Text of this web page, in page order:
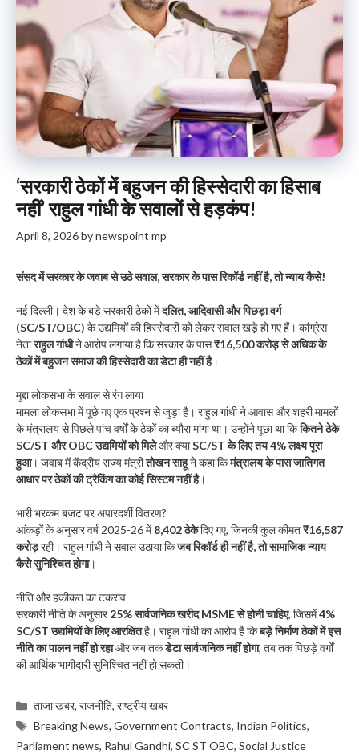
‘सरकारी ठेकों में बहुजन की हिस्सेदारी का हिसाब
नहीं’ राहुल गांधी के सवालों से हड़कंप!
April 8, 2026bynewspoint mp
संसद में सरकार के जवाब से उठे सवाल, सरकार के पास रिकॉर्ड नहीं है, तो न्याय कैसे!
नई दिल्ली। देश के बड़े सरकारी ठेकों मेंदलित, आदिवासी और पिछड़ा वर्ग
(SC/ST/OBC) के उद्यमियों की हिस्सेदारी को लेकर सवाल खड़े हो गए हैं। कांग्रेस
नेताराहुल गांधीने आरोप लगाया है कि सरकार के पास₹16,500 करोड़ से अधिक के
ठेकों में बहुजन समाज की हिस्सेदारी का डेटा ही नहीं है।
मुद्दा लोकसभा के सवाल से रंग लाया
मामला लोकसभा में पूछे गए एक प्रश्न से जुड़ा है। राहुल गांधी ने आवास और शहरी मामलों
के मंत्रालय से पिछले पांच वर्षों के ठेकों का ब्यौरा मांगा था। उन्होंने पूछा था किकितने ठेके
SC/ST और OBC उद्यमियों को मिलेऔर क्याSC/ST के लिए तय 4% लक्ष्य पूरा
हुआ। जवाब में केंद्रीय राज्य मंत्रीतोखन साहूने कहा किमंत्रालय के पास जातिगत
आधार पर ठेकों की ट्रैकिंग का कोई सिस्टम नहीं है।
भारी भरकम बजट पर अपारदर्शी वितरण?
आंकड़ों के अनुसार वर्ष 2025-26 में8,402 ठेकेदिए गए, जिनकी कुल कीमत₹16,587
करोड़रही। राहुल गांधी ने सवाल उठाया किजब रिकॉर्ड ही नहीं है, तो सामाजिक न्याय
कैसे सुनिश्चित होगा।
नीति और हकीकत का टकराव
सरकारी नीति के अनुसार25% सार्वजनिक खरीद MSME से होनी चाहिए, जिसमें4%
SC/ST उद्यमियों के लिए आरक्षितहै। राहुल गांधी का आरोप है किबड़े निर्माण ठेकों में इस
नीति का पालन नहीं हो रहाऔर जब तकडेटा सार्वजनिक नहीं होगा, तब तक पिछड़े वर्गों
की आर्थिक भागीदारी सुनिश्चित नहीं हो सकती।
Categories
ताजा खबर,राजनीति,राष्ट्रीय खबर
Tags
Breaking News,Government Contracts, Indian Politics,
Parliament news, Rahul Gandhi, SC ST OBC, Social Justice